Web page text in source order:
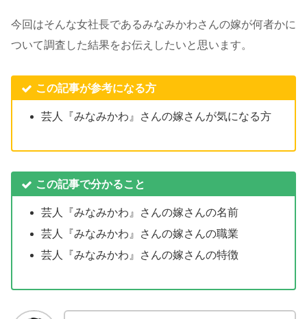
今回はそんな女社長であるみなみかわさんの嫁が何者かに
ついて調査した結果をお伝えしたいと思います。
この記事が参考になる方
芸人『みなみかわ』さんの嫁さんが気になる方
この記事で分かること
芸人『みなみかわ』さんの嫁さんの名前
芸人『みなみかわ』さんの嫁さんの職業
芸人『みなみかわ』さんの嫁さんの特徴